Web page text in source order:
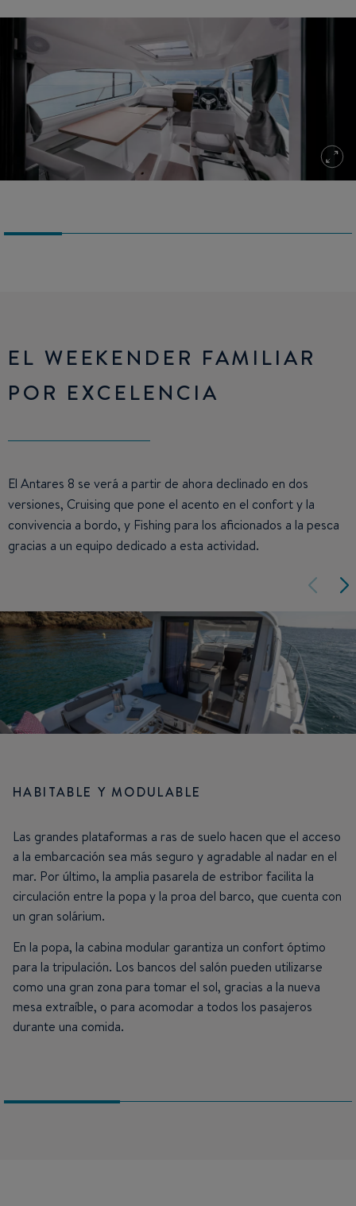
EL WEEKENDER FAMILIAR
POR EXCELENCIA
El Antares 8 se verá a partir de ahora declinado en dos
versiones, Cruising que pone el acento en el confort y la
convivencia a bordo, y Fishing para los aficionados a la pesca
gracias a un equipo dedicado a esta actividad.
HABITABLE Y MODULABLE
Las grandes plataformas a ras de suelo hacen que el acceso
a la embarcación sea más seguro y agradable al nadar en el
mar. Por último, la amplia pasarela de estribor facilita la
circulación entre la popa y la proa del barco, que cuenta con
un gran solárium.
En la popa, la cabina modular garantiza un confort óptimo
para la tripulación. Los bancos del salón pueden utilizarse
como una gran zona para tomar el sol, gracias a la nueva
mesa extraíble, o para acomodar a todos los pasajeros
durante una comida.